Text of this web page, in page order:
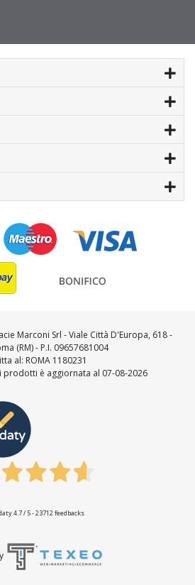
Marconi Srl - Viale Città D'Europa, 618 -
(RM) - P.I. 09657681004
al: ROMA 1180231
prodotti è aggiornata al 07-08-2026
4.7/ 5-23712 feedbacks